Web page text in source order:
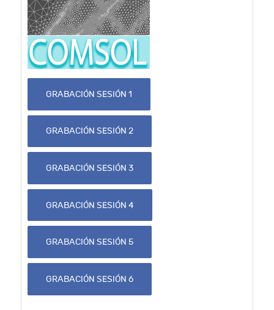
GRABACIÓN SESIÓN 1
GRABACIÓN SESIÓN 2
GRABACIÓN SESIÓN 3
GRABACIÓN SESIÓN 4
GRABACIÓN SESIÓN 5
GRABACIÓN SESIÓN 6